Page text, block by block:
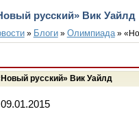
русский» Вик Уайлд
» Блоги» Олимпиада»
русский» Вик Уайлд
09.01.2015